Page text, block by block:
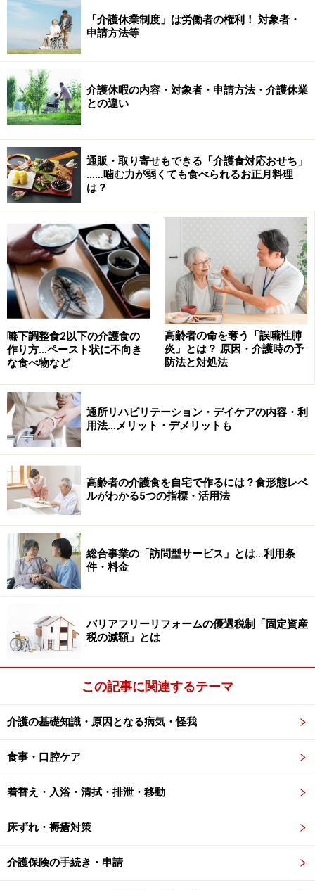
居場所や役割、目標を持っているほど健康
で長生き？
「主観的幸福感」とは、自分自身の健康状態や家庭環
境、将来の見通しなど、今ある生活全般の満足度を表
し、高齢者の暮らしや健康状態に与える影響が大きいと
されています。介護予防の分野においても重要な要素と
言われており、身体機能や栄養状態、閉じこもり傾向の
改善が必要とされる要介護高齢者では主観的幸福感が低
く、うつ状態にある高齢者の割合が非常に高いことがわ
かっています。
では、高齢者の主観的幸福感にはどのような背景が関わ
っているのでしょうか。主観的幸福感の高い高齢者の特
徴について、いくつかの傾向が示唆されています。
ストレス処理能力が高い
自分の置かれている状況を把握し、自力または他人
の力を借りながらも困難を乗り越えることができる
という感覚が強い人ほど、主観的幸福感も高く、活
動範囲を広く持つ傾向にあるようです。
余暇時間の過ごし方が充実している
にとって、無力感や老後の不安を軽減させる力があ
ると言われており、主観的幸福感にも影響を与えま
す。
自分の居場所や仲間を持っている
主観的幸福感の高い高齢者においては、高齢を理由
の形で「誰かの役に立っている」と感じることので
きる居場所や仲間を多く持っています。例えば、地
「介護休業制度」は労働者の権利！ 対象者・
申請方法等
介護休暇の内容・対象者・申請方法・介護休業
との違い
通販・取り寄せもできる「介護食対応おせち」
……噛む力が弱くても食べられるお正月料理
は？
嚥下調整食2以下の介護食の
作り方…ペースト状に不向き
な食べ物など
高齢者の命を奪う「誤嚥性肺
炎」とは？ 原因・介護時の予
防法と対処法
通所リハビリテーション・デイケアの内容・利
用法…メリット・デメリットも
高齢者の介護食を自宅で作るには？食形態レベ
ルがわかる5つの指標・活用法
総合事業の「訪問型サービス」とは…利用条
件・料金
バリアフリーリフォームの優遇税制「固定資産
税の減額」とは
この記事に関連するテーマ
介護の基礎知識・原因となる病気・怪我
食事・口腔ケア
着替え・入浴・清拭・排泄・移動
床ずれ・褥瘡対策
介護保険の手続き・申請